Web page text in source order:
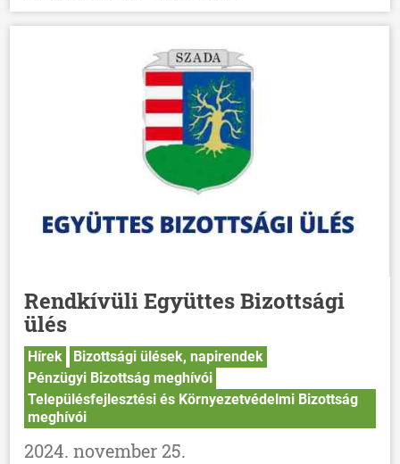
Rendkívüli Együttes Bizottsági
ülés
Hírek
Bizottsági ülések, napirendek
Pénzügyi Bizottság meghívói
Településfejlesztési és Környezetvédelmi Bizottság
meghívói
2024. november 25.